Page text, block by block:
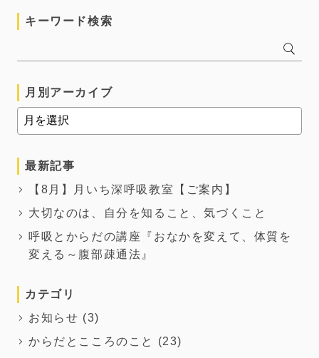
キーワード検索
月別アーカイブ
最新記事
【8月】月いち深呼吸教室【ご案内】
大切なのは、自分を知ること、気づくこと
呼吸とからだの講座『おなかを変えて、体質を
変える～腹部疎通法』
カテゴリ
お知らせ (3)
からだとこころのこと
(23)